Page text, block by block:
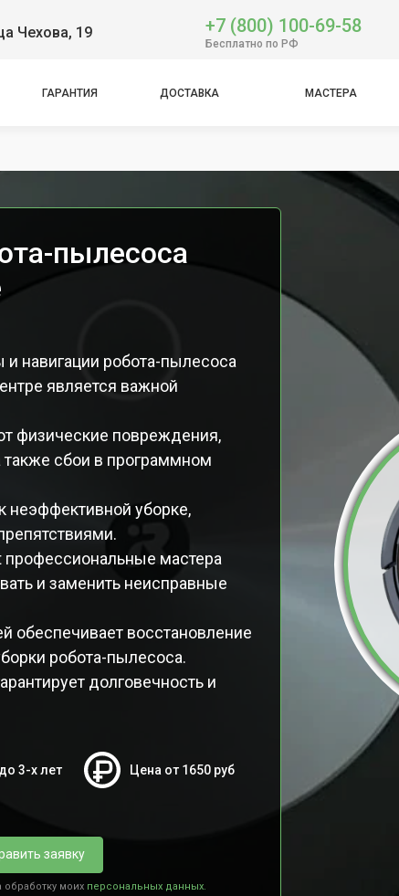
Чехова, 19 +7 (800) 100-69-58
Бесплатно по РФ
ГАРАНТИЯ ДОСТАВКА МАСТЕРА
пылесоса
навигации робота-пылесоса
является важной
физические повреждения,
также сбои в программном
неэффективной уборке,
мастера
и заменить неисправные
обеспечивает восстановление
робота-пылесоса.
долговечность и
3-х лет Цена от 1650 руб
заявку
моих персональных данных.